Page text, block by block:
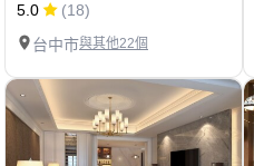
5.0
(18)
台中市與其他22個